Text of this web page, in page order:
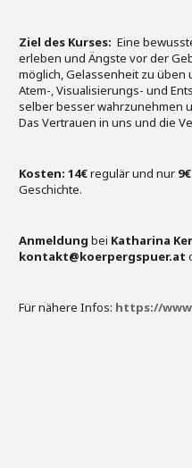
Ziel des Kurses: Eine
erleben und Ängste vor der
möglich, Gelassenheit zu üben
Atem-, Visualisierungs- und
selber besser wahrzunehmen
Das Vertrauen in uns und die
Kosten: 14€regulär und nur 9€
Geschichte.
Anmeldung bei Katharina
kontakt@koerpergspuer.at
Für nähere Infos: https://